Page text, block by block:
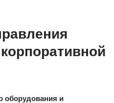
оборудования и